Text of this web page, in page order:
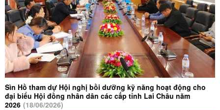
Kế hoạch của UBND xã Sìn Hồ Triển khai
thực hiện đổi mới căn bản, toàn diện giáo
dục và đào tạo giai đoạn 2026-2030 trên
địa bàn xã Sìn Hồ
UBND xã Sìn Hồ nỗ lực đẩy nhanh tiến độ
làm giàu, làm sạch và hoàn thiện cơ sở dữ
liệu đất đai
Sìn Hồ tham dự Hội nghị bồi dưỡng kỹ năng hoạt động cho
đại biểu Hội đồng nhân dân các cấp tỉnh Lai Châu năm
2026 (18/06/2026)